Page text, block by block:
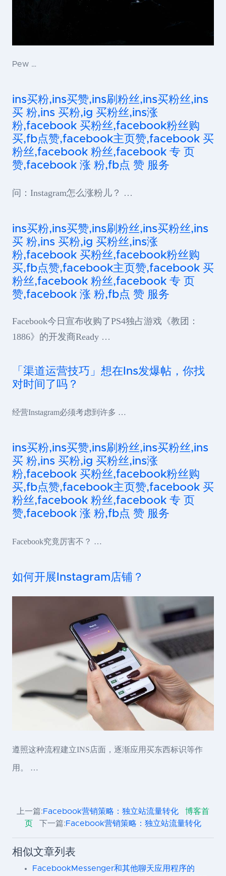
Pew …
ins买粉,ins买赞,ins刷粉丝,ins买粉丝,ins
买 粉,ins 买粉,ig 买粉丝,ins涨
粉,facebook 买粉丝,facebook粉丝购
买,fb点赞,facebook主页赞,facebook 买
粉丝,facebook 粉丝,facebook 专 页
赞,facebook 涨 粉,fb点 赞 服务
问：Instagram怎么涨粉儿？ …
ins买粉,ins买赞,ins刷粉丝,ins买粉丝,ins
买 粉,ins 买粉,ig 买粉丝,ins涨
粉,facebook 买粉丝,facebook粉丝购
买,fb点赞,facebook主页赞,facebook 买
粉丝,facebook 粉丝,facebook 专 页
赞,facebook 涨 粉,fb点 赞 服务
Facebook今日宣布收购了PS4独占游戏《教团：
1886》的开发商Ready …
「渠道运营技巧」想在Ins发爆帖，你找
对时间了吗？
经营Instagram必须考虑到许多 …
ins买粉,ins买赞,ins刷粉丝,ins买粉丝,ins
买 粉,ins 买粉,ig 买粉丝,ins涨
粉,facebook 买粉丝,facebook粉丝购
买,fb点赞,facebook主页赞,facebook 买
粉丝,facebook 粉丝,facebook 专 页
赞,facebook 涨 粉,fb点 赞 服务
Facebook究竟厉害不？ …
如何开展Instagram店铺？
遵照这种流程建立INS店面，逐渐应用买东西标识等作
用。 …
上一篇:Facebook营销策略：独立站流量转化
博客首
页
下一篇:Facebook营销策略：独立站流量转化
相似文章列表
FacebookMessenger和其他聊天应用程序的